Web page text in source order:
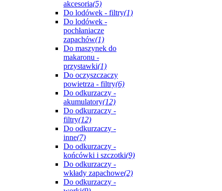
akcesoria(5)
Do lodówek - filtry(1)
Do lodówek -
pochłaniacze
zapachów(1)
Do maszynek do
makaronu -
przystawki(1)
Do oczyszczaczy
powietrza - filtry(6)
Do odkurzaczy -
akumulatory(12)
Do odkurzaczy -
filtry(12)
Do odkurzaczy -
inne(7)
Do odkurzaczy -
końcówki i szczotki(9)
Do odkurzaczy -
wkłady zapachowe(2)
Do odkurzaczy -